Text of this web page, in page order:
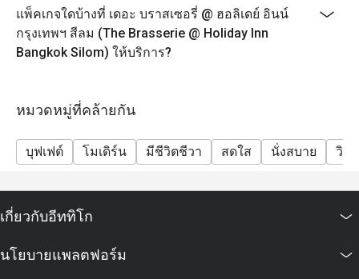
ข้าวขาหมู
ข้าวซอยไก่
อาหารนานาชาติทั้งเอเชียและตะวันตก 🍱
จุดเด่นคือมี ครัวเปิด (Live Station) ให้เชฟทำอาหารสด ๆ
เช่น มุมก๋วยเตี๋ยว พาสต้า ทันดูรี และเทปปันยากิ
ถาม: ร้านเปิดกี่โมงบ้างคะ?
ตอบ:
เปิดทุกวันเลยครับ ตั้งแต่ 06.00 – 22.00 น.
🍱 บุฟเฟต์กลางวัน: 12.00 – 14.30 น.
🍽️ บุฟเฟต์มื้อเย็น: 18.00 – 22.00 น.
แพ็คเกจใดบ้างที่ เดอะ บราสเซอรี่ @ ฮอลิเดย์ อินน์
กรุงเทพฯ สีลม (The Brasserie @ Holiday Inn
Bangkok Silom) ให้บริการ?
หมวดหมู่ที่คล้ายกัน
บุฟเฟต์ โมเดิร์น มีชีวิตชีวา สดใส นั่งสบาย วิว
เกี่ยวกับอีททิโก
นโยบายแพลตฟอร์ม